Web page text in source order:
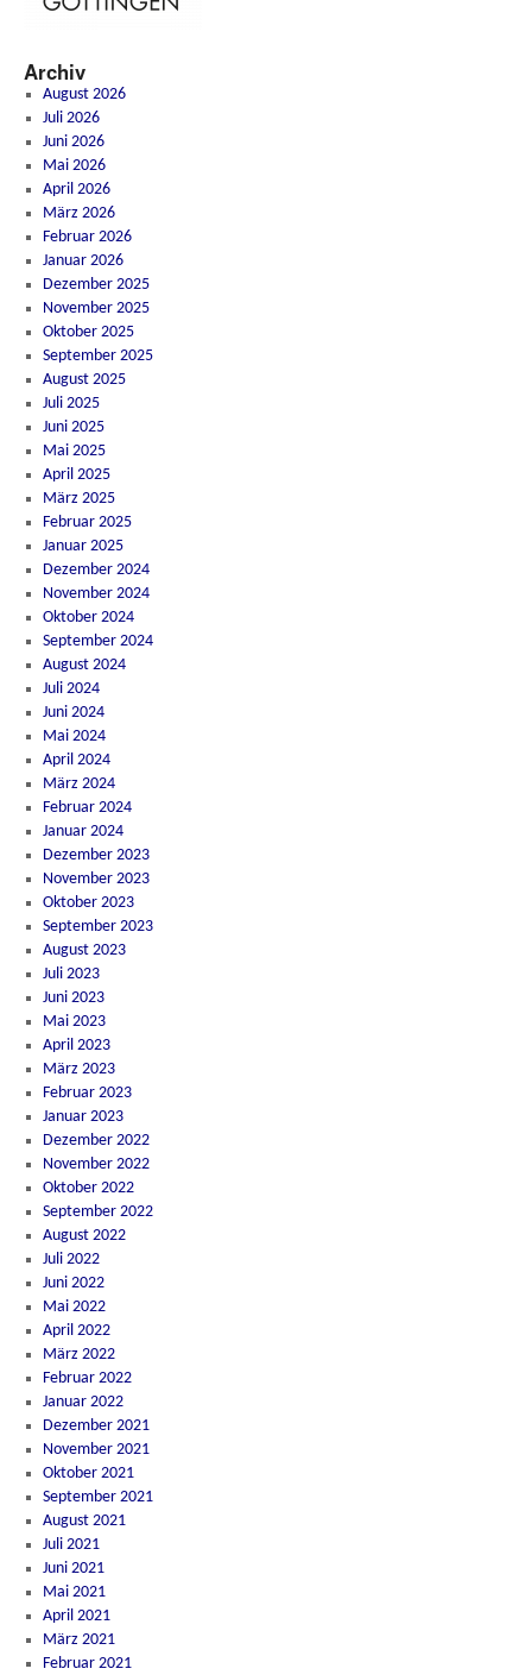
Archiv
August 2026
Juli 2026
Juni 2026
Mai 2026
April 2026
März 2026
Februar 2026
Januar 2026
Dezember 2025
November 2025
Oktober 2025
September 2025
August 2025
Juli 2025
Juni 2025
Mai 2025
April 2025
März 2025
Februar 2025
Januar 2025
Dezember 2024
November 2024
Oktober 2024
September 2024
August 2024
Juli 2024
Juni 2024
Mai 2024
April 2024
März 2024
Februar 2024
Januar 2024
Dezember 2023
November 2023
Oktober 2023
September 2023
August 2023
Juli 2023
Juni 2023
Mai 2023
April 2023
März 2023
Februar 2023
Januar 2023
Dezember 2022
November 2022
Oktober 2022
September 2022
August 2022
Juli 2022
Juni 2022
Mai 2022
April 2022
März 2022
Februar 2022
Januar 2022
Dezember 2021
November 2021
Oktober 2021
September 2021
August 2021
Juli 2021
Juni 2021
Mai 2021
April 2021
März 2021
Februar 2021